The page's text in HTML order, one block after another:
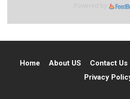
Home About US Contact Us
Privacy